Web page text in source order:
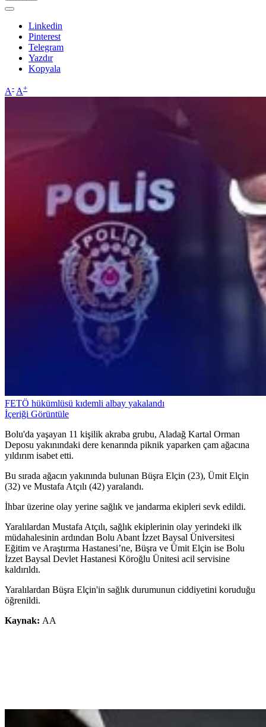
Linkedin
Pinterest
Telegram
Yazdır
Kopyala
A- A+
FETÖ hükümlüsü kıdemli albay yakalandı
İçeriği Görüntüle
Bolu'da yaşayan 11 kişilik akraba grubu, Aladağ Kartal Orman
Deposu yakınındaki dere kenarında piknik yaparken çam ağacına
yıldırım isabet etti.
Bu sırada ağacın yakınında bulunan Büşra Elçin (23), Ümit Elçin
(32) ve Mustafa Atçılı (42) yaralandı.
İhbar üzerine olay yerine sağlık ve jandarma ekipleri sevk edildi.
Yaralılardan Mustafa Atçılı, sağlık ekiplerinin olay yerindeki ilk
müdahalesinin ardından Bolu Abant İzzet Baysal Üniversitesi
Eğitim ve Araştırma Hastanesi’ne, Büşra ve Ümit Elçin ise Bolu
İzzet Baysal Devlet Hastanesi Köroğlu Ünitesi acil servisine
kaldırıldı.
Yaralılardan Büşra Elçin'in sağlık durumunun ciddiyetini koruduğu
öğrenildi.
Kaynak: AA